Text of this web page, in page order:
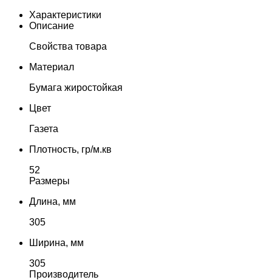
Характеристики
Описание
Свойства товара
Материал
Бумага жиростойкая
Цвет
Газета
Плотность, гр/м.кв
52
Размеры
Длина, мм
305
Ширина, мм
305
Производитель